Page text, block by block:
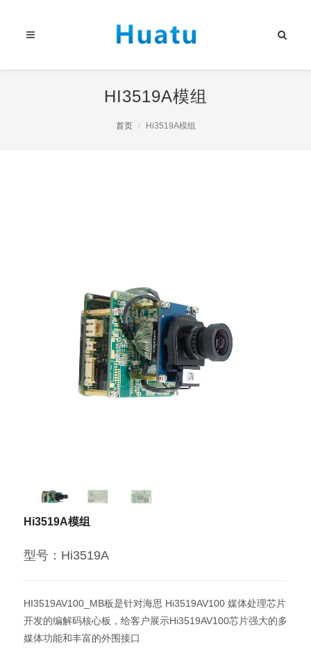
HI3519A模组
首页 Hi3519A模组
Hi3519A模组
型号：Hi3519A
HI3519AV100_MB板是针对海思 Hi3519AV100 媒体处理芯片
开发的编解码核心板，给客户展示Hi3519AV100芯片强大的多
媒体功能和丰富的外围接口